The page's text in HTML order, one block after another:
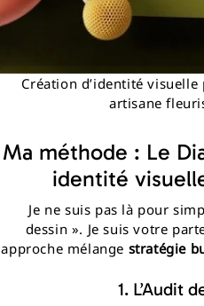
Création d’identité
artisane
Ma méthode : Le
identité
Je ne suis pas là pour
dessin ». Je suis votre
approche mélange stratégie
1. L’Audit